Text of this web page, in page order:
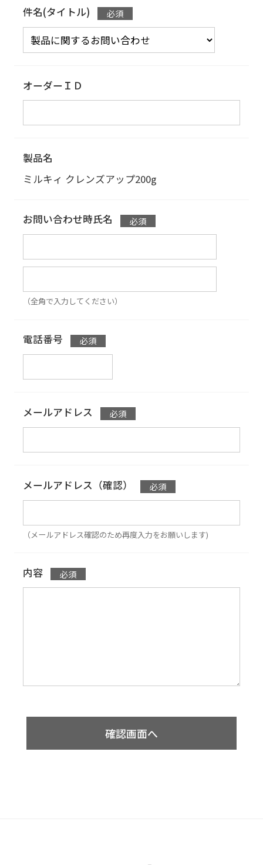
件名(タイトル)
オーダーＩＤ
製品名
ミルキィ クレンズアップ200g
お問い合わせ時氏名
（全角で入力してください）
電話番号
メールアドレス
メールアドレス（確認）
（メールアドレス確認のため再度入力をお願いします)
内容